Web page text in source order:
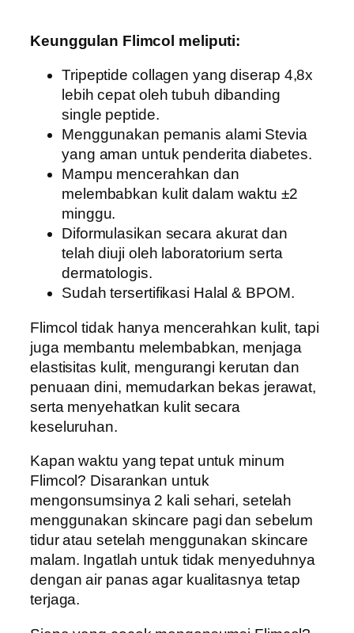
Keunggulan Flimcol meliputi:
Tripeptide collagen yang diserap 4,8x
lebih cepat oleh tubuh dibanding
single peptide.
Menggunakan pemanis alami Stevia
yang aman untuk penderita diabetes.
Mampu mencerahkan dan
melembabkan kulit dalam waktu ±2
minggu.
Diformulasikan secara akurat dan
telah diuji oleh laboratorium serta
dermatologis.
Sudah tersertifikasi Halal & BPOM.
Flimcol tidak hanya mencerahkan kulit, tapi
juga membantu melembabkan, menjaga
elastisitas kulit, mengurangi kerutan dan
penuaan dini, memudarkan bekas jerawat,
serta menyehatkan kulit secara
keseluruhan.
Kapan waktu yang tepat untuk minum
Flimcol? Disarankan untuk
mengonsumsinya 2 kali sehari, setelah
menggunakan skincare pagi dan sebelum
tidur atau setelah menggunakan skincare
malam. Ingatlah untuk tidak menyeduhnya
dengan air panas agar kualitasnya tetap
terjaga.